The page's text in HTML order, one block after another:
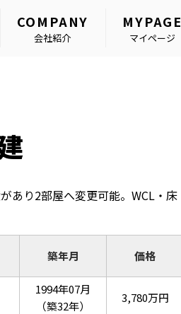
COMPANY
会社紹介
MYPAGE
マイページ
あり2部屋へ変更可能。WCL・床
築年月 価格
1994年07月
（築32年）
3,780万円